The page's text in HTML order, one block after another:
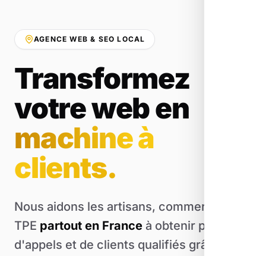
AGENCE WEB & SEO LOCAL
Transformez
votre web en
machine à
clients.
Nous aidons les artisans, commerçants et
TPE partout en France à obtenir plus
d'appels et de clients qualifiés grâce au